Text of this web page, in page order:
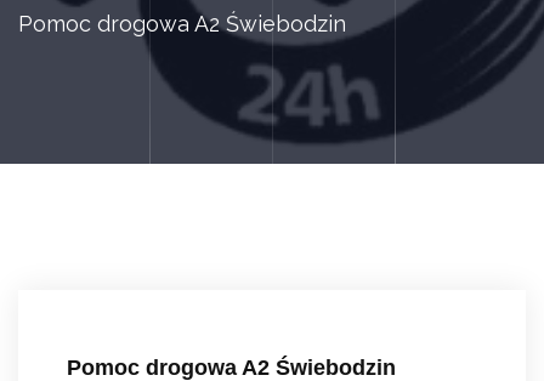
Pomoc drogowa A2 Świebodzin
Pomoc drogowa A2 Świebodzin